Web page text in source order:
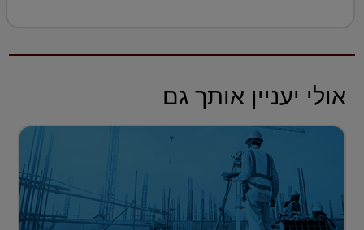
אולי יעניין אותך גם